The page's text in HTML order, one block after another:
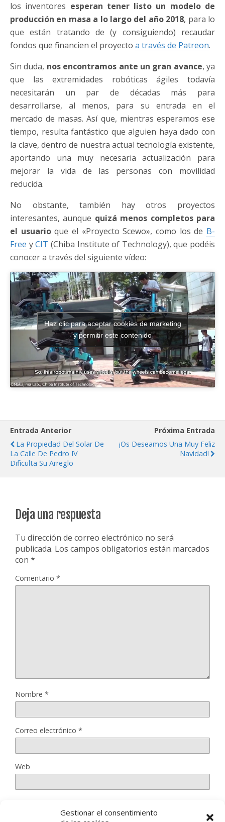
Gestionar el consentimiento
los inventores esperan tener listo un modelo de
producción en masa a lo largo del año 2018, para lo
que están tratando de (y consiguiendo) recaudar
fondos que financien el proyecto a través de Patreon.
Sin duda, nos encontramos ante un gran avance, ya
que las extremidades robóticas ágiles todavía
necesitarán un par de décadas más para
desarrollarse, al menos, para su entrada en el
mercado de masas. Así que, mientras esperamos ese
tiempo, resulta fantástico que alguien haya dado con
la clave, dentro de nuestra actual tecnología existente,
aportando una muy necesaria actualización para
mejorar la vida de las personas con movilidad
reducida.
No obstante, también hay otros proyectos
interesantes, aunque quizá menos completos para
el usuarioque el «Proyecto Scewo», como los de B-
Free yCIT (Chiba Institute of Technology), que podéis
conocer a través del siguiente vídeo:
Haz clic para aceptar cookies de marketing
y permitir este contenido
Entrada Anterior
La Propiedad Del Solar De
La Calle De Pedro IV
Dificulta Su Arreglo
Próxima Entrada
¡Os Deseamos Una Muy Feliz
Navidad!
Deja una respuesta
Tu dirección de correo electrónico no será
publicada. Los campos obligatorios están marcados
con *
Comentario *
Nombre *
Correo electrónico *
Web
Guarda mi nombre, correo electrónico y web en este